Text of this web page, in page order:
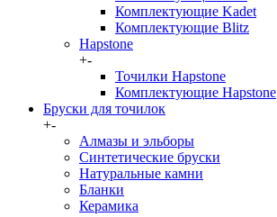
Комплектующие Kadet
Комплектующие Blitz
Hapstone
+-
Точилки Hapstone
Комплектующие Hapstone
Бруски для точилок
+-
Алмазы и эльборы
Синтетические бруски
Натуральные камни
Бланки
Керамика